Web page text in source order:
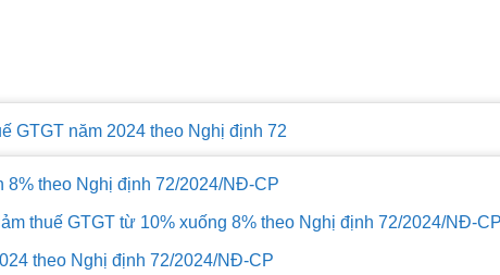
GTGT năm 2024 theo Nghị định 72
8% theo Nghị định 72/2024/NĐ-CP
thuế GTGT từ 10% xuống 8% theo Nghị định 72/2024/NĐ-
theo Nghị định 72/2024/NĐ-CP